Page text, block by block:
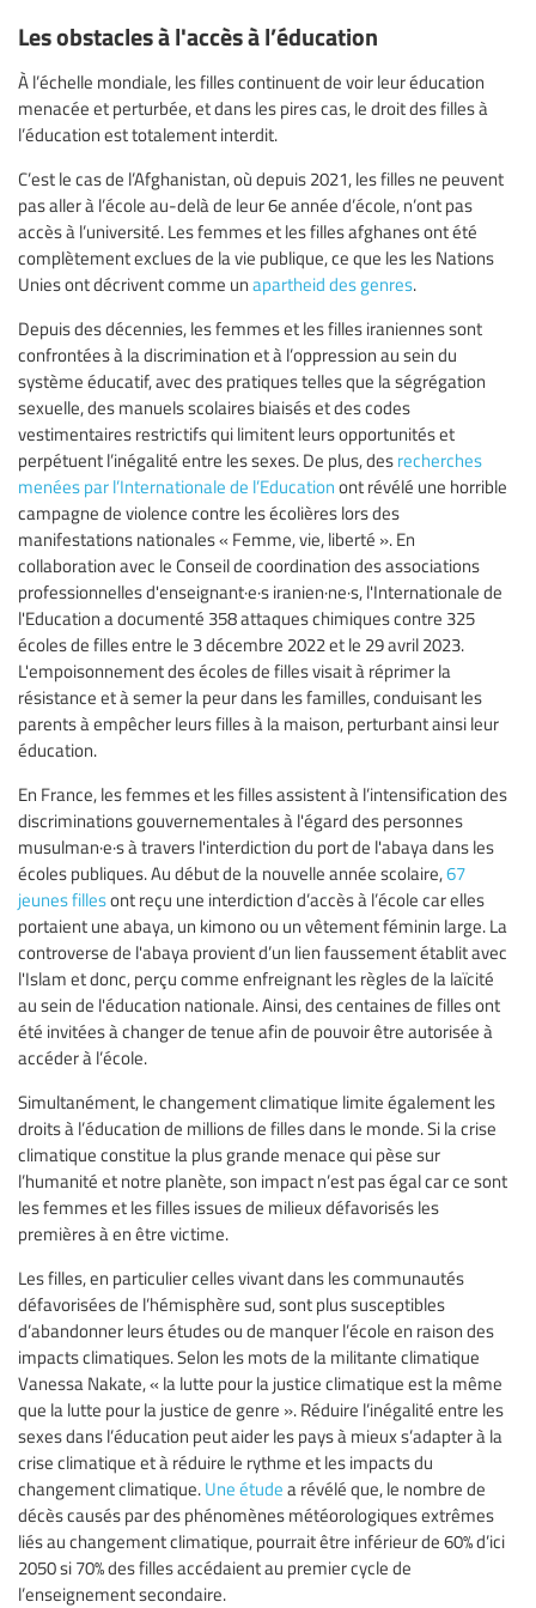
Les obstacles à l'accès à l’éducation
À l’échelle mondiale, les filles continuent de voir leur éducation
menacée et perturbée, et dans les pires cas, le droit des filles à
l’éducation est totalement interdit.
C’est le cas de l’Afghanistan, où depuis 2021, les filles ne peuvent
pas aller à l’école au-delà de leur 6e année d’école, n’ont pas
accès à l’université. Les femmes et les filles afghanes ont été
complètement exclues de la vie publique, ce que les les Nations
Unies ont décrivent comme un apartheid des genres.
Depuis des décennies, les femmes et les filles iraniennes sont
confrontées à la discrimination et à l’oppression au sein du
système éducatif, avec des pratiques telles que la ségrégation
sexuelle, des manuels scolaires biaisés et des codes
vestimentaires restrictifs qui limitent leurs opportunités et
perpétuent l’inégalité entre les sexes. De plus, des recherches
menées par l’Internationale de l’Education ont révélé une horrible
campagne de violence contre les écolières lors des
manifestations nationales « Femme, vie, liberté ». En
collaboration avec le Conseil de coordination des associations
professionnelles d'enseignant·e·s iranien·ne·s, l'Internationale de
l'Education a documenté 358 attaques chimiques contre 325
écoles de filles entre le 3 décembre 2022 et le 29 avril 2023.
L'empoisonnement des écoles de filles visait à réprimer la
résistance et à semer la peur dans les familles, conduisant les
parents à empêcher leurs filles à la maison, perturbant ainsi leur
éducation.
En France, les femmes et les filles assistent à l’intensification des
discriminations gouvernementales à l'égard des personnes
musulman·e·s à travers l'interdiction du port de l'abaya dans les
écoles publiques. Au début de la nouvelle année scolaire,67
jeunes fillesont reçu une interdiction d’accès à l’école car elles
portaient une abaya, un kimono ou un vêtement féminin large. La
controverse de l'abaya provient d’un lien faussement établit avec
l'Islam et donc, perçu comme enfreignant les règles de la laïcité
au sein de l'éducation nationale. Ainsi, des centaines de filles ont
été invitées à changer de tenue afin de pouvoir être autorisée à
accéder à l’école.
Simultanément, le changement climatique limite également les
droits à l’éducation de millions de filles dans le monde. Si la crise
climatique constitue la plus grande menace qui pèse sur
l’humanité et notre planète, son impact n’est pas égal car ce sont
les femmes et les filles issues de milieux défavorisés les
premières à en être victime.
Les filles, en particulier celles vivant dans les communautés
défavorisées de l’hémisphère sud, sont plus susceptibles
d’abandonner leurs études ou de manquer l’école en raison des
impacts climatiques. Selon les mots de la militante climatique
Vanessa Nakate, « la lutte pour la justice climatique est la même
que la lutte pour la justice de genre ». Réduire l’inégalité entre les
sexes dans l’éducation peut aider les pays à mieux s’adapter à la
crise climatique et à réduire le rythme et les impacts du
changement climatique. Une étude a révélé que, le nombre de
décès causés par des phénomènes météorologiques extrêmes
liés au changement climatique, pourrait être inférieur de 60% d’ici
2050 si 70% des filles accédaient au premier cycle de
l’enseignement secondaire.